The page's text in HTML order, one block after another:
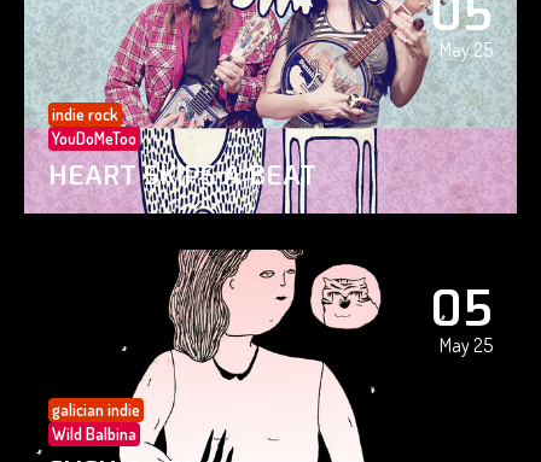
05
May 25
indie rock
YouDoMeToo
HEART SKIPS A BEAT
05
May 25
galician indie
Wild Balbina